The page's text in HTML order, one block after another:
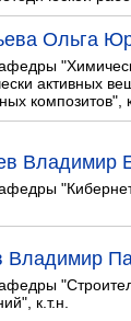
Ольга
активных
композитов",
Владимир
Владимир
к.т.н.